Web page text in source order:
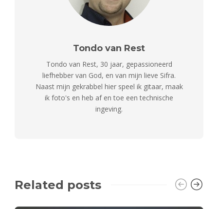
Tondo van Rest
Tondo van Rest, 30 jaar, gepassioneerd
liefhebber van God, en van mijn lieve Sifra.
Naast mijn gekrabbel hier speel ik gitaar, maak
ik foto's en heb af en toe een technische
ingeving.
Related posts